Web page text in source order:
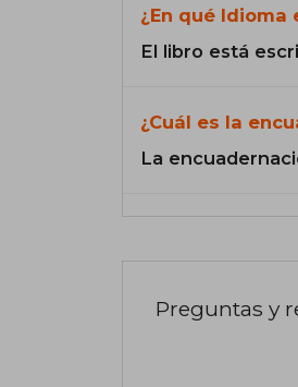
¿En qué
El libro está
¿Cuál es la
La
Preguntas y